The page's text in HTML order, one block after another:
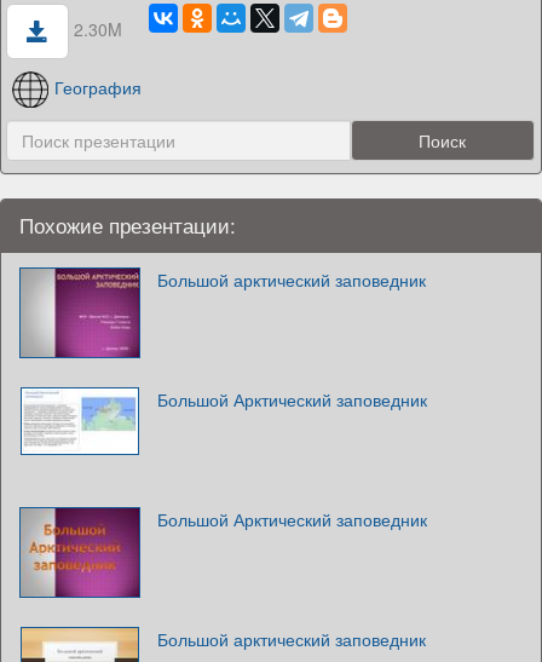
2.30M
География
Похожие презентации:
Большой арктический заповедник
Большой Арктический заповедник
Большой Арктический заповедник
Большой арктический заповедник